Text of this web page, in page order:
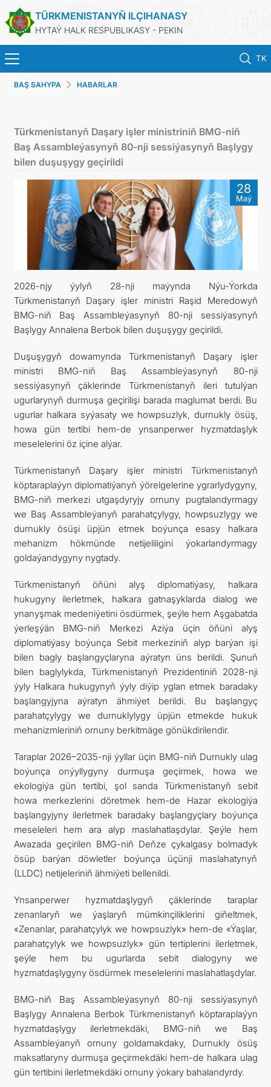
TÜRKMENISTANYŇ ILÇIHANASY
HYTAÝ HALK RESPUBLIKASY - PEKIN
TK
BAŞ SAHYPA
TÜRKMENISTAN
KONSULLYK HYZMATLARY
DIM
ARAGATNAŞYK
BAŞ SAHYPA HABARLAR
Türkmenistanyň Daşary işler ministriniň BMG-niň
Baş Assambleýasynyň 80-nji sessiýasynyň Başlygy
bilen duşuşygy geçirildi
28
Maý
2026-njy ýylyň 28-nji maýynda Nýu-Ýorkda
Türkmenistanyň Daşary işler ministri Raşid Meredowyň
BMG-niň Baş Assambleýasynyň 80-nji sessiýasynyň
Başlygy Annalena Berbok bilen duşuşygy geçirildi.
Duşuşygyň dowamynda Türkmenistanyň Daşary işler
ministri BMG-niň Baş Assambleýasynyň 80-nji
sessiýasynyň çäklerinde Türkmenistanyň ileri tutulýan
ugurlarynyň durmuşa geçirilişi barada maglumat berdi. Bu
ugurlar halkara syýasaty we howpsuzlyk, durnukly ösüş,
howa gün tertibi hem-de ynsanperwer hyzmatdaşlyk
meselelerini öz içine alýar.
Türkmenistanyň Daşary işler ministri Türkmenistanyň
köptaraplaýyn diplomatiýanyň ýörelgelerine ygrarlydygyny,
BMG-niň merkezi utgaşdyryjy ornuny pugtalandyrmagy
we Baş Assambleýanyň parahatçylygy, howpsuzlygy we
durnukly ösüşi üpjün etmek boýunça esasy halkara
mehanizm hökmünde netijeliligini ýokarlandyrmagy
goldaýandygyny nygtady.
Türkmenistanyň öňüni alyş diplomatiýasy, halkara
hukugyny ilerletmek, halkara gatnaşyklarda dialog we
ynanyşmak medeniýetini ösdürmek, şeýle hem Aşgabatda
ýerleşýän BMG-niň Merkezi Aziýa üçin öňüni alyş
diplomatiýasy boýunça Sebit merkeziniň alyp barýan işi
bilen bagly başlangyçlaryna aýratyn üns berildi. Şunuň
bilen baglylykda, Türkmenistanyň Prezidentiniň 2028-nji
ýyly Halkara hukugynyň ýyly diýip yglan etmek baradaky
başlangyjyna aýratyn ähmiýet berildi. Bu başlangyç
parahatçylygy we durnuklylygy üpjün etmekde hukuk
mehanizmleriniň ornuny berkitmäge gönükdirilendir.
Taraplar 2026–2035-nji ýyllar üçin BMG-niň Durnukly ulag
boýunça onýyllygyny durmuşa geçirmek, howa we
ekologiýa gün tertibi, şol sanda Türkmenistanyň sebit
howa merkezlerini döretmek hem-de Hazar ekologiýa
başlangyjyny ilerletmek baradaky başlangyçlary boýunça
meseleleri hem ara alyp maslahatlaşdylar. Şeýle hem
Awazada geçirilen BMG-niň Deňze çykalgasy bolmadyk
ösüp barýan döwletler boýunça üçünji maslahatynyň
(LLDC) netijeleriniň ähmiýeti bellenildi.
Ynsanperwer hyzmatdaşlygyň çäklerinde taraplar
zenanlaryň we ýaşlaryň mümkinçiliklerini giňeltmek,
«Zenanlar, parahatçylyk we howpsuzlyk» hem-de «Ýaşlar,
parahatçylyk we howpsuzlyk» gün tertiplerini ilerletmek,
şeýle hem bu ugurlarda sebit dialogyny we
hyzmatdaşlygyny ösdürmek meselelerini maslahatlaşdylar.
BMG-niň Baş Assambleýasynyň 80-nji sessiýasynyň
Başlygy Annalena Berbok Türkmenistanyň köptaraplaýyn
hyzmatdaşlygy ilerletmekdäki, BMG-niň we Baş
Assambleýanyň ornuny goldamakdaky, Durnukly ösüş
maksatlaryny durmuşa geçirmekdäki hem-de halkara ulag
gün tertibini ilerletmekdäki ornuny ýokary bahalandyrdy.